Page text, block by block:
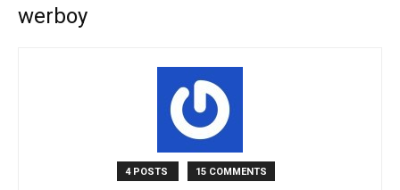
werboy
4 POSTS 15 COMMENTS